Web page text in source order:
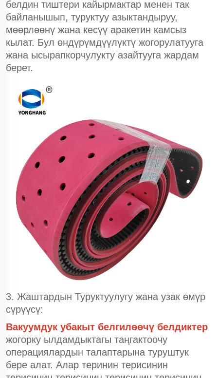
белдин тиштери кайырмактар менен так
байланышып, туруктуу азыктандыруу,
мөөрлөөнү жана кесүү аракетин камсыз
кылат. Бул өндүрүмдүүлүктү жогорулатууга
жана ысырапкорчулукту азайтууга жардам
берет.
3. Жаштардын Туруктуулугу жана узак өмүр
сүрүүсү:
Вакуумдук убакыт белгилөөчү белдиктер
жогорку ылдамдыктагы таңгактоочу
операциялардын талаптарына туруштук
бере алат. Алар теринин терисинин